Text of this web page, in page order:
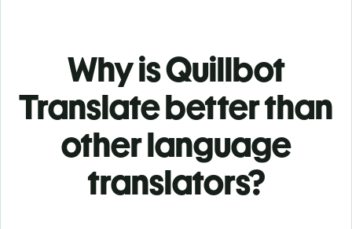
Why is Quillbot
Translate better than
other language
translators?